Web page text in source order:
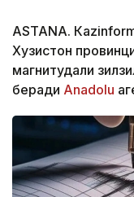
ASTANА.
Хузистон
магнитудали
беради Аnadolu